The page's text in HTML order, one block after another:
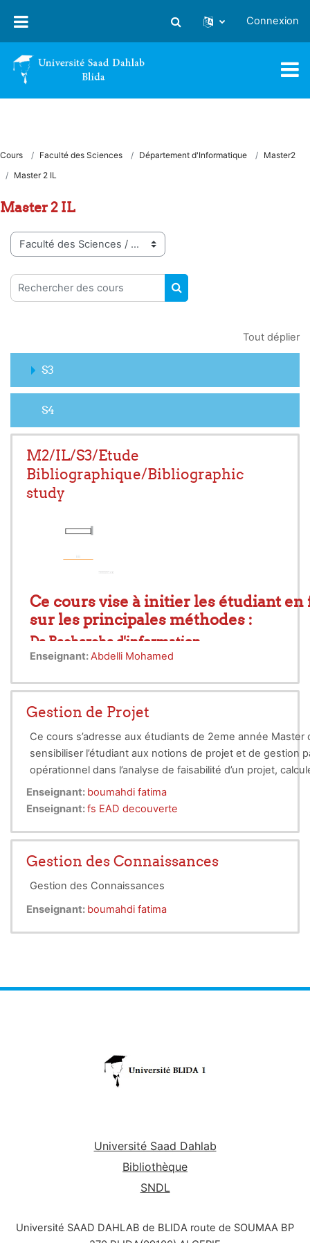
Activer/désactiver la saisie
Connexion
Cours Faculté des Sciences Département d'Informatique
Master2
Master 2 IL
Master 2 IL
Catégories de cours
Rechercher des cours
RECHERCHER DES
Tout déplier
S3
S4
M2/IL/S3/Etude
Bibliographique/Bibliographic
study
Ce cours vise à initier les étudiant
sur les principales méthodes :
De Recherche d'information
D'évaluation de l'information
De revue de littérature
NB/ Source Image gif / Accueil cours Moodle :
https://classroomclipart.com/image/
Enseignant:Abdelli Mohamed
Gestion de Projet
Ce cours s’adresse aux étudiants de 2eme année Master
sensibiliser l’étudiant aux notions de projet et de gestion
opérationnel dans l’analyse de faisabilité d’un projet,
Enseignant: boumahdi fatima
Enseignant:fs EAD decouverte
Gestion des Connaissances
Gestion des Connaissances
Enseignant: boumahdi fatima
Université Saad Dahlab
Bibliothèque
SNDL
Université SAAD DAHLAB de BLIDA route de SOUMAA BP